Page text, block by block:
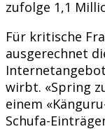
zufolge 1,1
Für kritische
ausgerechnet
wirbt. «Spring
einem
Schufa-